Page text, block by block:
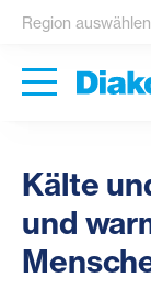
Region auswählen
Kälte
und